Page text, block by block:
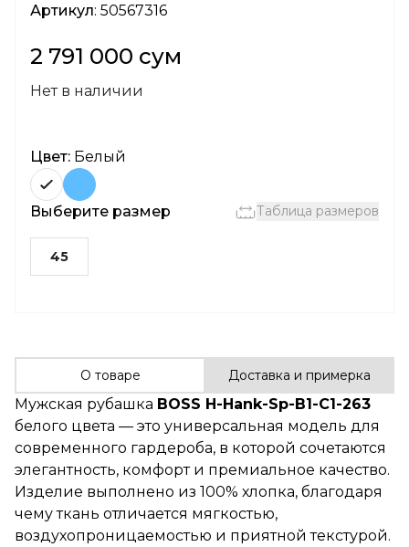
Артикул: 50567316
2 791 000 сум
Нет в наличии
Цвет: Белый
Выберите размер Таблица размеров
45
О товаре Доставка и примерка
Мужская рубашка BOSS H-Hank-Sp-B1-C1-263
белого цвета — это универсальная модель для
современного гардероба, в которой сочетаются
элегантность, комфорт и премиальное качество.
Изделие выполнено из 100% хлопка, благодаря
чему ткань отличается мягкостью,
воздухопроницаемостью и приятной текстурой.